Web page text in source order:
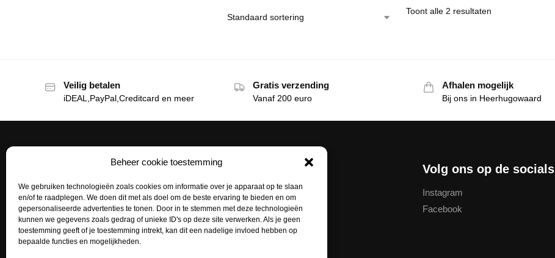
Beheer cookie toestemming
We gebruiken technologieën zoals cookies om informatie over je apparaat op te slaan
en/of te raadplegen. We doen dit met als doel om de beste ervaring te bieden en om
gepersonaliseerde advertenties te tonen. Door in te stemmen met deze technologieën
kunnen we gegevens zoals gedrag of unieke ID's op deze site verwerken. Als je geen
toestemming geeft of je toestemming intrekt, kan dit een nadelige invloed hebben op
bepaalde functies en mogelijkheden.
Toont alle 2 resultaten
Veilig betalen
iDEAL,PayPal,Creditcard en meer
Gratis verzending
Vanaf 200 euro
Afhalen mogelijk
Bij ons in Heerhugowaard
Het Tattoohuys
Een complete inrichting voor je
tattoostudio uitzoeken of het aanvullen
van je voorraad tattoo supplies: het kan
allemaal bij het Tattoohuys, dé
groothandel voor al jouw supplies.
Klantenservice
Bestellen
Betaalmethodes
Mijn account
Volg ons op de socials
Instagram
Facebook